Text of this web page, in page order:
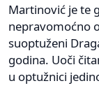
Martinović je te
nepravomoćno
suoptuženi
godina. Uoči
u optužnici